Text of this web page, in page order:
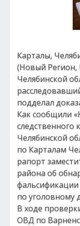
Карталы,
(Новый Регион,
Челябинской
подделал
Как сообщили
следственного
Челябинской
по Карталам
рапорт
района об
фальсификации
по уголовному
В ходе
ОВД по